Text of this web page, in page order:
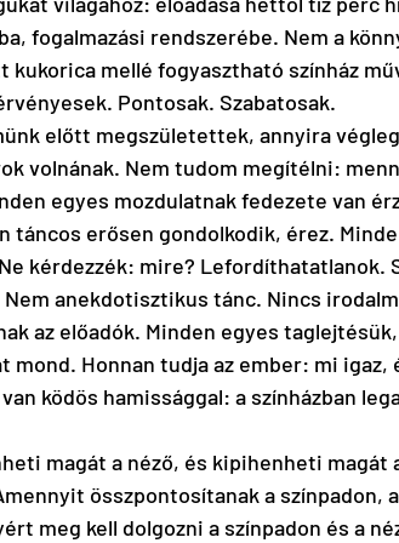
fogalmazási rendszerébe. Nem a
mellé fogyasztható színház
Pontosak. Szabatosak.
előtt megszületettek, annyira
volnának. Nem tudom megítélni:
egyes mozdulatnak fedezete van
táncos erősen gondolkodik, érez.
kérdezzék: mire? Lefordíthatatlanok.
anekdotisztikus tánc. Nincs
az előadók. Minden egyes
Honnan tudja az ember: mi igaz,
ködös hamissággal: a színházban
magát a néző, és kipihenheti magát
összpontosítanak a színpadon,
meg kell dolgozni a színpadon és a